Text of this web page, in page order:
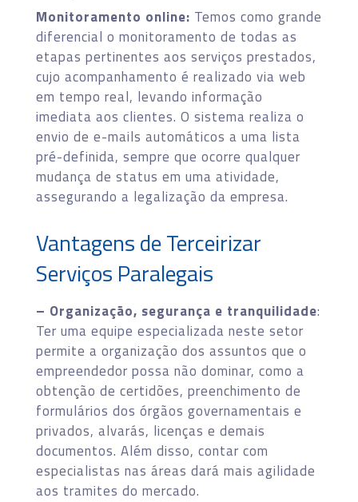
Monitoramento online: Temos como grande
diferencial o monitoramento de todas as
etapas pertinentes aos serviços prestados,
cujo acompanhamento é realizado via web
em tempo real, levando informação
imediata aos clientes. O sistema realiza o
envio de e-mails automáticos a uma lista
pré-definida, sempre que ocorre qualquer
mudança de status em uma atividade,
assegurando a legalização da empresa.
Vantagens de Terceirizar
Serviços Paralegais
– Organização, segurança e tranquilidade:
Ter uma equipe especializada neste setor
permite a organização dos assuntos que o
empreendedor possa não dominar, como a
obtenção de certidões, preenchimento de
formulários dos órgãos governamentais e
privados, alvarás, licenças e demais
documentos. Além disso, contar com
especialistas nas áreas dará mais agilidade
aos tramites do mercado.